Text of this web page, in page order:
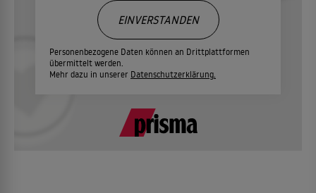
Personenbezogene Daten können an Drittplattformen
übermittelt werden.
Mehr dazu in unserer Datenschutzerklärung.
EINVERSTANDEN